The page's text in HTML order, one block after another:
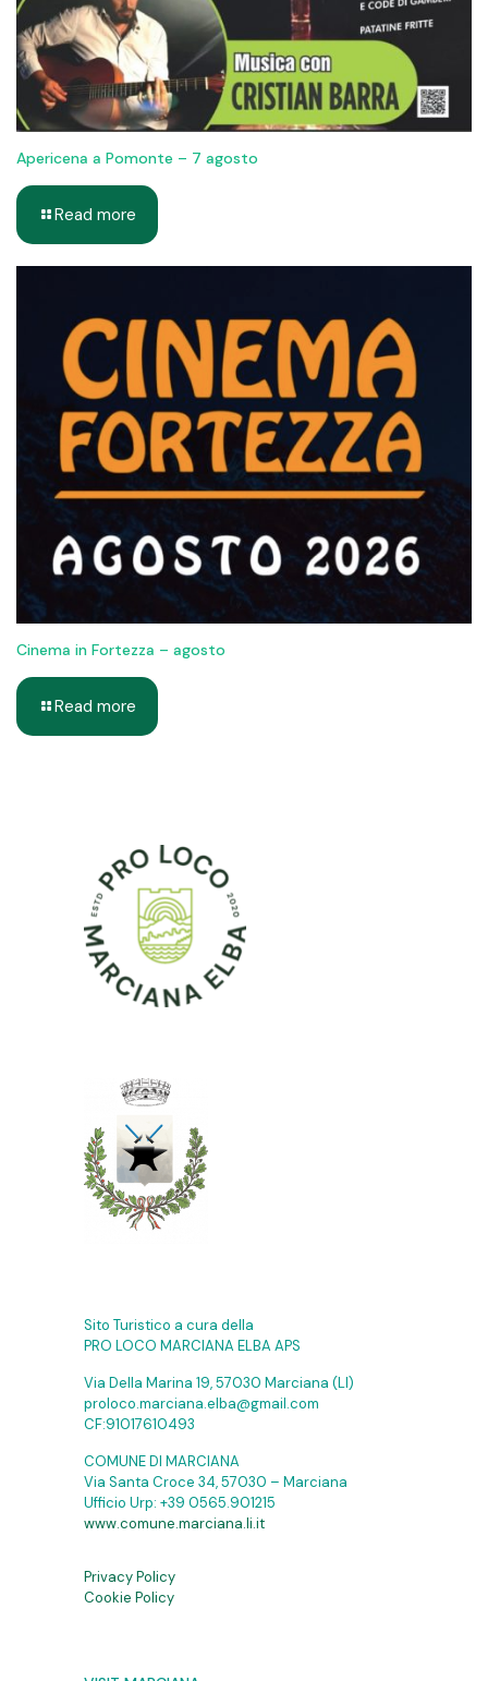
Apericena a Pomonte – 7 agosto
Read more
Cinema in Fortezza – agosto
Read more
Sito Turistico a cura della
PRO LOCO MARCIANA ELBA APS
Via Della Marina 19, 57030 Marciana (LI)
proloco.marciana.elba@gmail.com
CF:91017610493
COMUNE DI MARCIANA
Via Santa Croce 34, 57030 – Marciana
Ufficio Urp: +39 0565.901215
www.comune.marciana.li.it
Privacy Policy
Cookie Policy